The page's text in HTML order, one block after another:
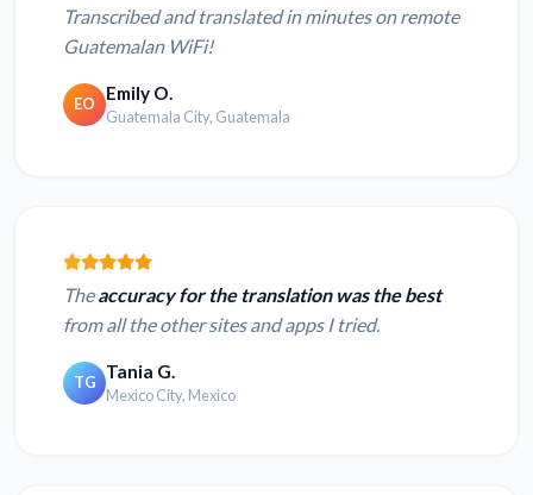
Transcribed and translated in minutes on remote
Guatemalan WiFi!
EO Emily O.
Guatemala City, Guatemala
Theaccuracy for the translation was the best
from all the other sites and apps I tried.
TG Tania G.
Mexico City, Mexico